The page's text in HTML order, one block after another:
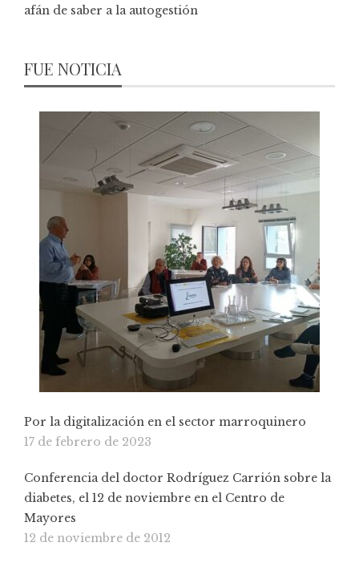
afán de saber a la autogestión
FUE NOTICIA
Por la digitalización en el sector marroquinero
17 de febrero de 2023
Conferencia del doctor Rodríguez Carrión sobre la
diabetes, el 12 de noviembre en el Centro de
Mayores
12 de noviembre de 2012